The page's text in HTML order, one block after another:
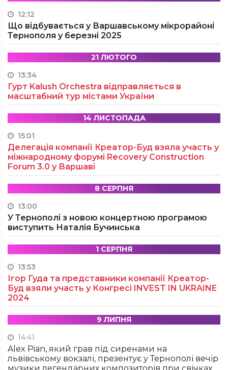
12:12
Що відбувається у Варшавському мікрорайоні
Тернополя у березні 2025
21 ЛЮТОГО
13:34
Гурт Kalush Orchestra відправляється в
масштабний тур містами України
14 ЛИСТОПАДА
15:01
Делегація компанії Креатор-Буд взяла участь у
міжнародному форумі Recovery Construction
Forum 3.0 у Варшаві
8 СЕРПНЯ
13:00
У Тернополі з новою концертною програмою
виступить Наталія Бучинська
1 СЕРПНЯ
13:53
Ігор Гуда та представники компанії Креатор-
Буд взяли участь у Конгресі INVEST IN UKRAINE
2024
9 ЛИПНЯ
14:41
Alex Pian, який грав під сиренами на
львівському вокзалі, презентує у Тернополі вечір